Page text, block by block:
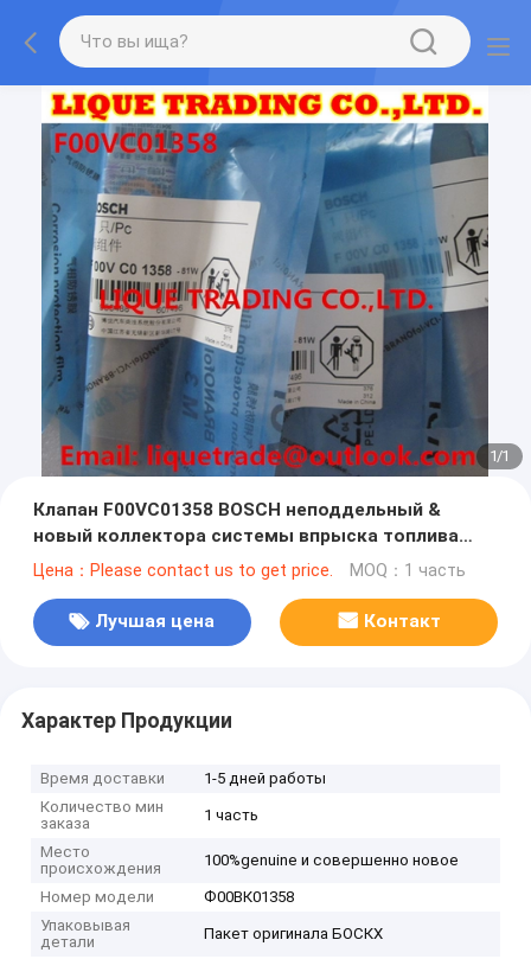
1/1
Клапан F00VC01358 BOSCH неподдельный &
новый коллектора системы впрыска топлива
инжектора для 0445110291,0445110358,
Цена：Please contact us to get price. MOQ：1 часть
Лучшая цена Контакт
Характер Продукции
Время доставки
1-5 дней работы
Количество мин
заказа
1 часть
Место
происхождения
100%genuine и совершенно новое
Номер модели
Ф00ВК01358
Упаковывая
детали
Пакет оригинала БОСКХ